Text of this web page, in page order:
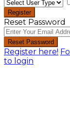
Register
Reset Password
Reset Password
Register here!
to login